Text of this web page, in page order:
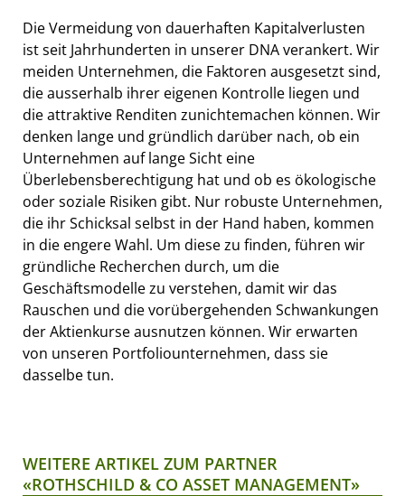
Die Vermeidung von dauerhaften Kapitalverlusten
ist seit Jahrhunderten in unserer DNA verankert. Wir
meiden Unternehmen, die Faktoren ausgesetzt sind,
die ausserhalb ihrer eigenen Kontrolle liegen und
die attraktive Renditen zunichtemachen können. Wir
denken lange und gründlich darüber nach, ob ein
Unternehmen auf lange Sicht eine
Überlebensberechtigung hat und ob es ökologische
oder soziale Risiken gibt. Nur robuste Unternehmen,
die ihr Schicksal selbst in der Hand haben, kommen
in die engere Wahl. Um diese zu finden, führen wir
gründliche Recherchen durch, um die
Geschäftsmodelle zu verstehen, damit wir das
Rauschen und die vorübergehenden Schwankungen
der Aktienkurse ausnutzen können. Wir erwarten
von unseren Portfoliounternehmen, dass sie
dasselbe tun.
WEITERE ARTIKEL ZUM PARTNER
«ROTHSCHILD & CO ASSET MANAGEMENT»